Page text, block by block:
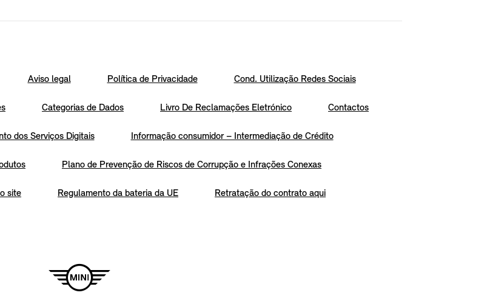
Aviso legal Política de Privacidade Cond. Utilização Redes Sociais
Categorias de Dados Livro De Reclamações Eletrónico Contactos
dos Serviços Digitais Informação consumidor – Intermediação de Crédito
Plano de Prevenção de Riscos de Corrupção e Infrações Conexas
site Regulamento da bateria da UE Retratação do contrato aqui